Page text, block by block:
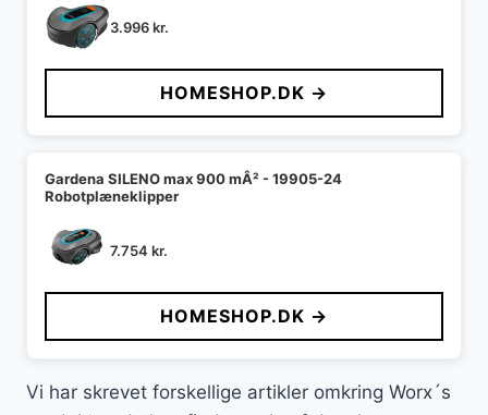
3.996kr.
HOMESHOP.DK →
Gardena SILENO max 900 mÂ² - 19905-24
Robotplæneklipper
7.754 kr.
HOMESHOP.DK →
Vi har skrevet forskellige artikler omkring Worx´s